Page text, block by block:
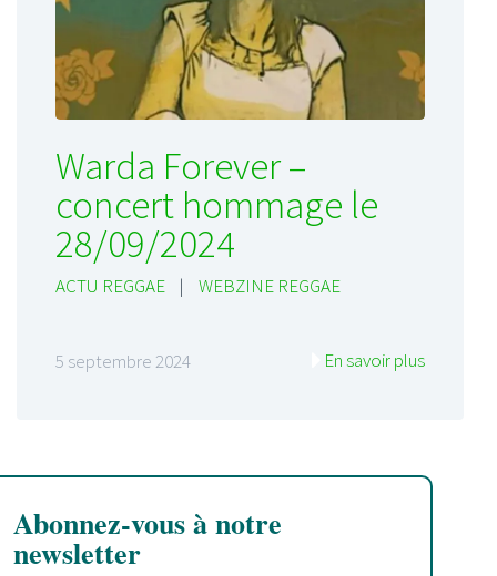
Warda Forever –
concert hommage le
28/09/2024
ACTU REGGAE | WEBZINE REGGAE
5 septembre 2024 En savoir plus
Abonnez-vous à notre
newsletter